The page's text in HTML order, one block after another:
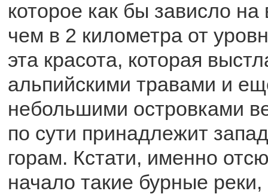
которое как бы зависло
чем в 2 километра от
эта красота, которая
альпийскими травами и
небольшими островками
по сути принадлежит
горам. Кстати, именно
начало такие бурные